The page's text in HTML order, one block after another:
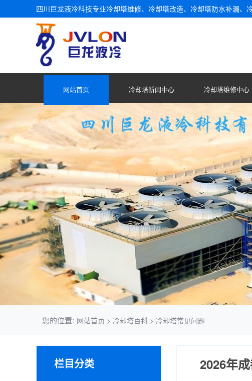
四川巨龙液冷科技专业冷却塔维修、冷却塔改造、冷却塔防水补漏、
网站首页 冷却塔新闻中心 冷却塔维修中心
您的位置: 网站首页 > 冷却塔百科 > 冷却塔常见问题
栏目分类
2026年